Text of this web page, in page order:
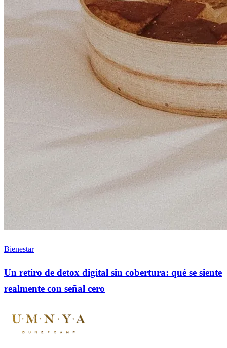
Bienestar
Un retiro de detox digital sin cobertura: qué se siente
realmente con señal cero